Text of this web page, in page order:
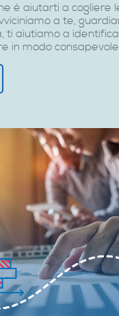
è aiutarti a cogliere
a te,
ti aiutiamo a
in modo